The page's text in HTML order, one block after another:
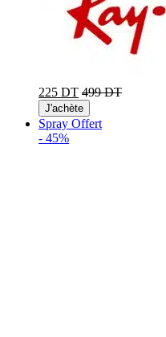
225 DT 499 DT
J'achète
Spray Offert
- 45%